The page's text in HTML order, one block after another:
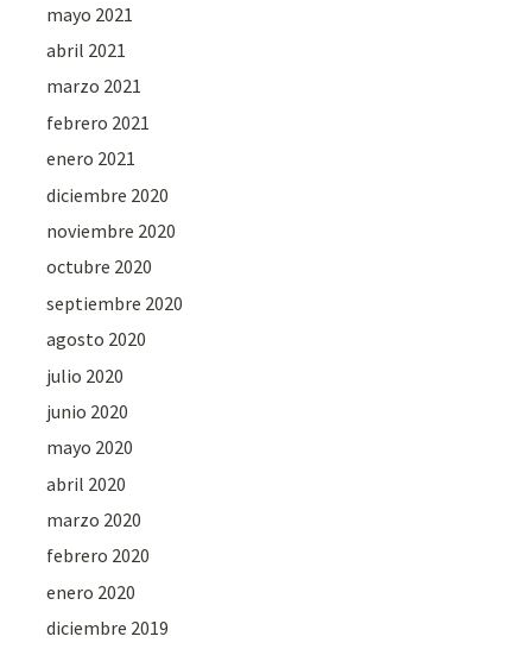
mayo 2021
abril 2021
marzo 2021
febrero 2021
enero 2021
diciembre 2020
noviembre 2020
octubre 2020
septiembre 2020
agosto 2020
julio 2020
junio 2020
mayo 2020
abril 2020
marzo 2020
febrero 2020
enero 2020
diciembre 2019